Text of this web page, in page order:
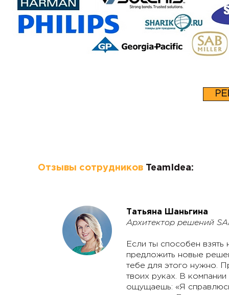
Отзывы сотрудников TeamIdea:
Татьяна Шаньгина
Архитектор решений
Если ты способен взять
предложить новые
тебе для этого нужно.
твоих руках. В
ощущаешь: «Я